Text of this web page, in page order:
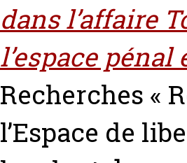
dans l’affaire
l’espace pénal
Recherches «
l’Espace de